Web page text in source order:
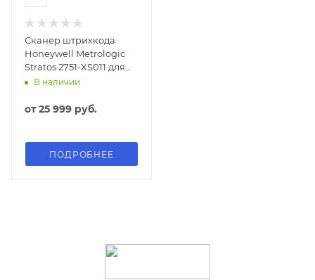
Сканер штрихкода
Honeywell Metrologic
Stratos 2751-XS011 для
ЕГАИС
В наличии
от25 999 руб.
ПОДРОБНЕЕ